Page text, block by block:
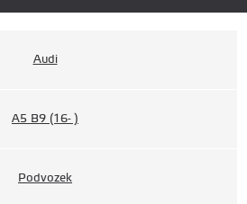
Audi
A5 B9 (16- )
Podvozek